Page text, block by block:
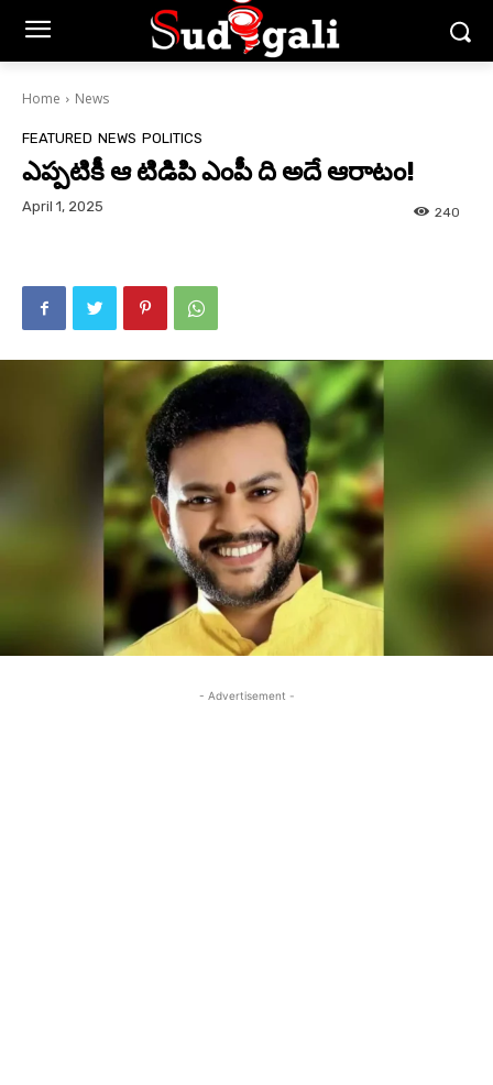
Home News
FEATURED NEWS POLITICS
ఎప్పటికీ ఆ టిడిపి ఎంపీ ది అదే ఆరాటం!
April 1, 2025 240
- Advertisement -